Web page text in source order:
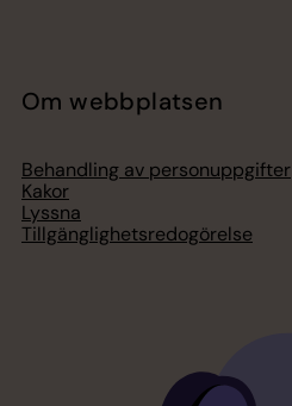
Om webbplatsen
Behandling av personuppgifter
Kakor
Lyssna
Tillgänglighetsredogörelse